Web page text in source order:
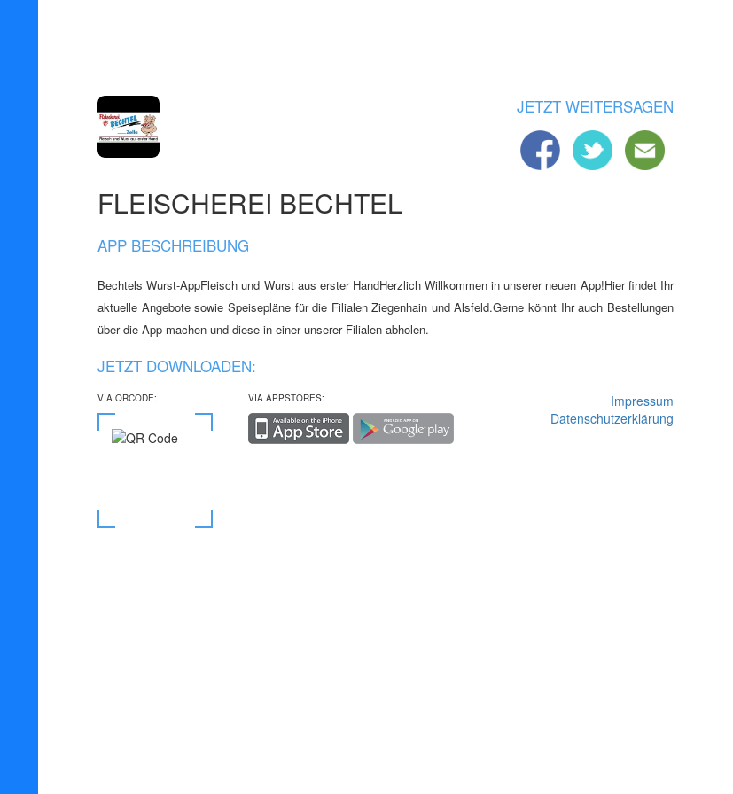
JETZT WEITERSAGEN
FLEISCHEREI BECHTEL
APP BESCHREIBUNG
Bechtels Wurst-AppFleisch und Wurst aus erster HandHerzlich Willkommen in unserer neuen App!Hier findet Ihr
aktuelle Angebote sowie Speisepläne für die Filialen Ziegenhain und Alsfeld.Gerne könnt Ihr auch Bestellungen
über die App machen und diese in einer unserer Filialen abholen.
JETZT DOWNLOADEN:
VIA QRCODE: VIA APPSTORES:
Impressum
Datenschutzerklärung